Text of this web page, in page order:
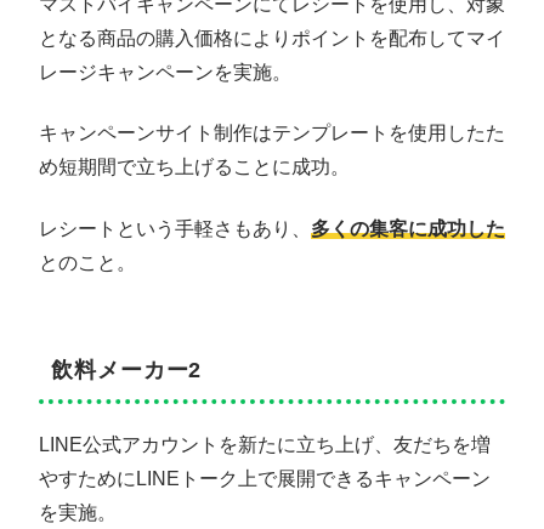
となる商品の購入価格によりポイントを配布してマイ
レージキャンペーンを実施。
キャンペーンサイト制作はテンプレートを使用したた
め短期間で立ち上げることに成功。
レシートという手軽さもあり、 多くの集客に成功した
とのこと。
飲料メーカー2
LINE公式アカウントを新たに立ち上げ、友だちを増
やすためにLINEトーク上で展開できるキャンペーン
を実施。